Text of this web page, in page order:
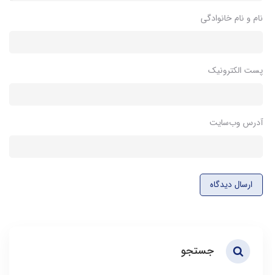
نام و نام خانوادگی
پست الکترونیک
آدرس وب‌سایت
ارسال دیدگاه
جستجو